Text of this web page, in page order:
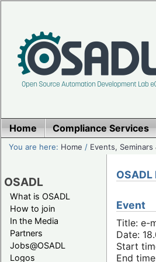
Home Compliance Services
You are here: Home / Events, Seminars
OSADL
What is OSADL
How to join
In the Media
Partners
Jobs@OSADL
Logos
Event
Title: e-
Date:
Start
End